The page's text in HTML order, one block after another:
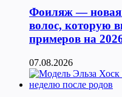
Фоиляж — новая
волос, которую
примеров на
07.08.2026